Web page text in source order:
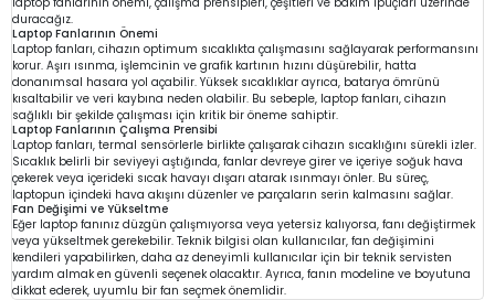
duracağız.
Laptop Fanlarının Önemi
Laptop fanları, cihazın optimum sıcaklıkta çalışmasını sağlayarak performansını
korur. Aşırı ısınma, işlemcinin ve grafik kartının hızını düşürebilir, hatta
donanımsal hasara yol açabilir. Yüksek sıcaklıklar ayrıca, batarya ömrünü
kısaltabilir ve veri kaybına neden olabilir. Bu sebeple, laptop fanları, cihazın
sağlıklı bir şekilde çalışması için kritik bir öneme sahiptir.
Laptop Fanlarının Çalışma Prensibi
Laptop fanları, termal sensörlerle birlikte çalışarak cihazın sıcaklığını sürekli izler.
Sıcaklık belirli bir seviyeyi aştığında, fanlar devreye girer ve içeriye soğuk hava
çekerek veya içerideki sıcak havayı dışarı atarak ısınmayı önler. Bu süreç,
laptopun içindeki hava akışını düzenler ve parçaların serin kalmasını sağlar.
Fan Değişimi ve Yükseltme
Eğer laptop fanınız düzgün çalışmıyorsa veya yetersiz kalıyorsa, fanı değiştirmek
veya yükseltmek gerekebilir. Teknik bilgisi olan kullanıcılar, fan değişimini
kendileri yapabilirken, daha az deneyimli kullanıcılar için bir teknik servisten
yardım almak en güvenli seçenek olacaktır. Ayrıca, fanın modeline ve boyutuna
dikkat ederek, uyumlu bir fan seçmek önemlidir.